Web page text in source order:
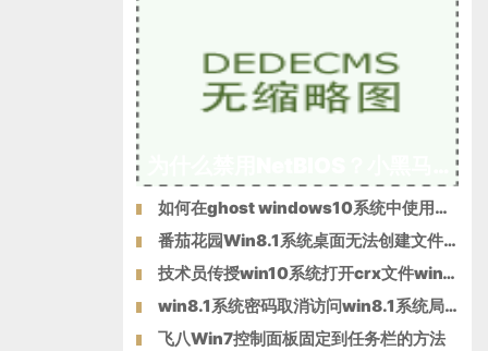
如何在ghost windows10系统中使用一键共享功能？
番茄花园Win8.1系统桌面无法创建文件夹的解决措施
技术员传授win10系统打开crx文件win10系统打开crx文件的方法?
win8.1系统密码取消访问win8.1系统局域网共享密码
飞八Win7控制面板固定到任务栏的方法